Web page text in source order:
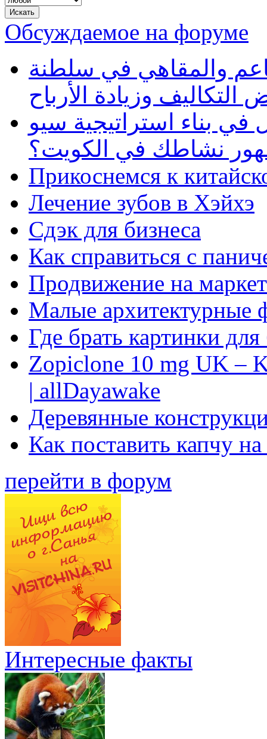
Обсуждаемое на форуме
والمقاهي في سلطنة
وزيادة الأرباح
بناء استراتيجية سيو
نشاطك في الكويت؟
Прикоснемся к
Лечение зубов в Хэйхэ
Сдэк для бизнеса
Как справиться с
Продвижение на
Малые архитектурные
Где брать картинки
Zopiclone 10 mg UK –
| allDayawake
Деревянные
Как поставить капчу
перейти в форум
Интересные факты